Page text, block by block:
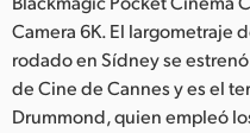
Malaysia
Netherlands
Camera 6K. El largometraje
rodado en Sídney se
de Cine de Cannes y es el
Drummond, quien empleó